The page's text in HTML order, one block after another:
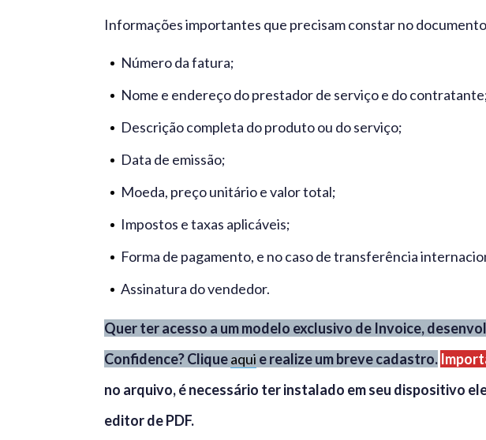
Informações importantes que precisam constar no
Número da fatura;
Nome e endereço do prestador de serviço e do
Descrição completa do produto ou do serviço;
Data de emissão;
Moeda, preço unitário e valor total;
Impostos e taxas aplicáveis;
Forma de pagamento, e no caso de transferência
Assinatura do vendedor.
Quer ter acesso a um modelo exclusivo de Invoice,
Confidence? Cliqueaqui e realize um breve cadastro.
no arquivo, é necessário ter instalado em seu dispositivo
editor de PDF.